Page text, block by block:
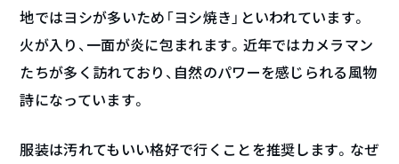
地ではヨシが多いため「ヨシ焼き」といわれています。
火が入り、一面が炎に包まれます。近年ではカメラマン
たちが多く訪れており、自然のパワーを感じられる風物
詩になっています。
服装は汚れてもいい格好で行くことを推奨します。なぜ